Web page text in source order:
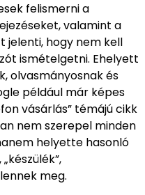
felismerni a
valamint a
jelenti, hogy nem kell
ismételgetni. Ehelyett
olvasmányosnak és
például már képes
vásárlás” témájú cikk
nem szerepel minden
helyette hasonló
meg.